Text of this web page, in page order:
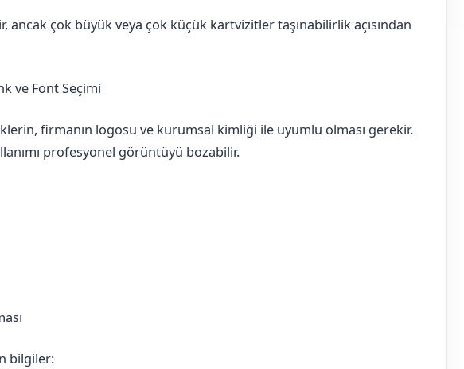
ancak çok büyük veya çok küçük kartvizitler taşınabilirlik açısından
ve Font Seçimi
firmanın logosu ve kurumsal kimliği ile uyumlu olması gerekir.
profesyonel görüntüyü bozabilir.
bilgiler: